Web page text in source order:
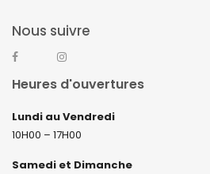
Nous suivre
Heures d'ouvertures
Lundi au Vendredi
10H00 – 17H00
Samedi et Dimanche